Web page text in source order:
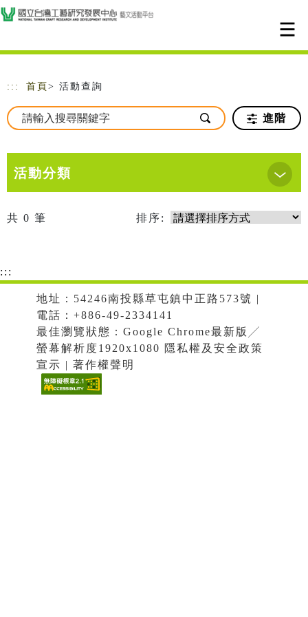
跳到主要內容
網站導覽
::: 首頁 > 活動查詢
進階
活動分類
共 0 筆 排序:
:::
地址：54246南投縣草屯鎮中正路573號 |
電話：+886-49-2334141
最佳瀏覽狀態：Google Chrome最新版╱
螢幕解析度1920x1080 隱私權及安全政策
宣示 | 著作權聲明